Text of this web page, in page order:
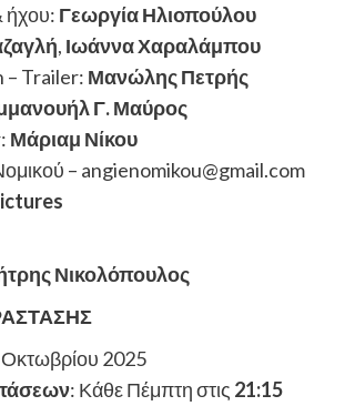
ήχου: Γεωργία Ηλιοπούλου
, Ιωάννα Χαραλάμπου
– Trailer: Μανώλης Πετρής
Γ. Μαύρος
Μάριαμ Νίκου
– angienomikou@gmail.com
Νικολόπουλος
2025
: Κάθε Πέμπτη στις 21:15